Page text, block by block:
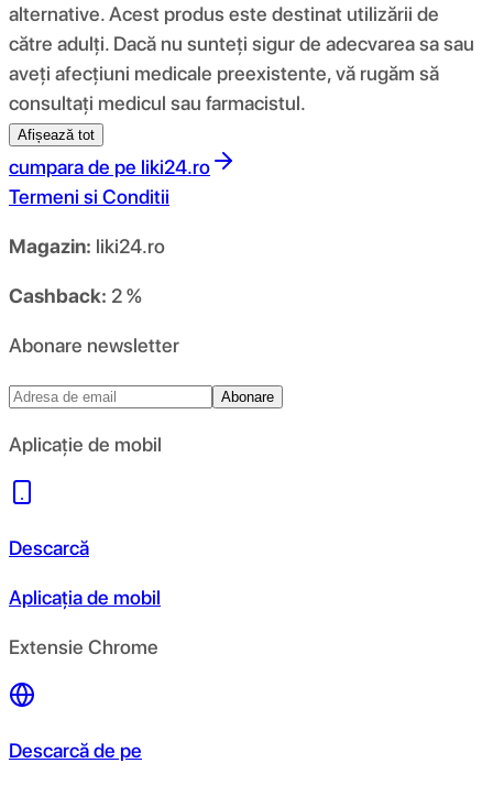
alternative. Acest produs este destinat utilizării de
către adulți. Dacă nu sunteți sigur de adecvarea sa sau
aveți afecțiuni medicale preexistente, vă rugăm să
consultați medicul sau farmacistul.
Afișează tot
cumpara de pe liki24.ro
Termeni si Conditii
Magazin: liki24.ro
Cashback: 2 %
Abonare newsletter
Abonare
Aplicație de mobil
Descarcă
Aplicația de mobil
Extensie Chrome
Descarcă de pe